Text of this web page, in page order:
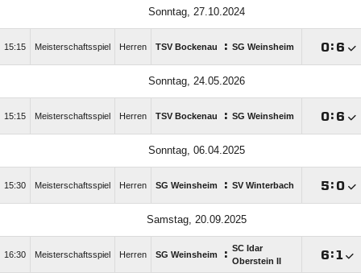
Sonntag, 27.10.2024
15:15 Meisterschaftsspiel Herren TSV Bockenau : SG Weinsheim : 
Sonntag, 24.05.2026
15:15 Meisterschaftsspiel Herren TSV Bockenau : SG Weinsheim : 
Sonntag, 06.04.2025
15:30 Meisterschaftsspiel Herren SG Weinsheim : SV Winterbach : 
Samstag, 20.09.2025
16:30 Meisterschaftsspiel Herren SG Weinsheim : SC Idar
Oberstein II
: